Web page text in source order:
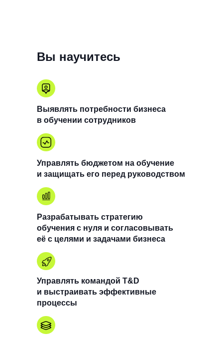
Разрабатывать стратегию
обучения с нуля и согласовывать
её с целями и задачами бизнеса
Управлять бюджетом на обучение
и защищать его перед руководством
Выявлять потребности бизнеса
в обучении сотрудников
Управлять командой T&D
и выстраивать эффективные
процессы
Вы научитесь